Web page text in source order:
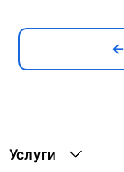
←
Услуги